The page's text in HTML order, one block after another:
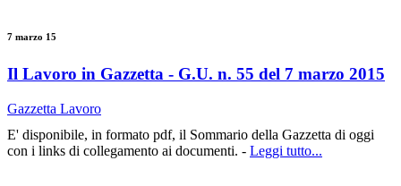
7 marzo 15
Il Lavoro in Gazzetta - G.U. n. 55 del 7 marzo 2015
Gazzetta Lavoro
E' disponibile, in formato pdf, il Sommario della Gazzetta di oggi
con i links di collegamento ai documenti. - Leggi tutto...